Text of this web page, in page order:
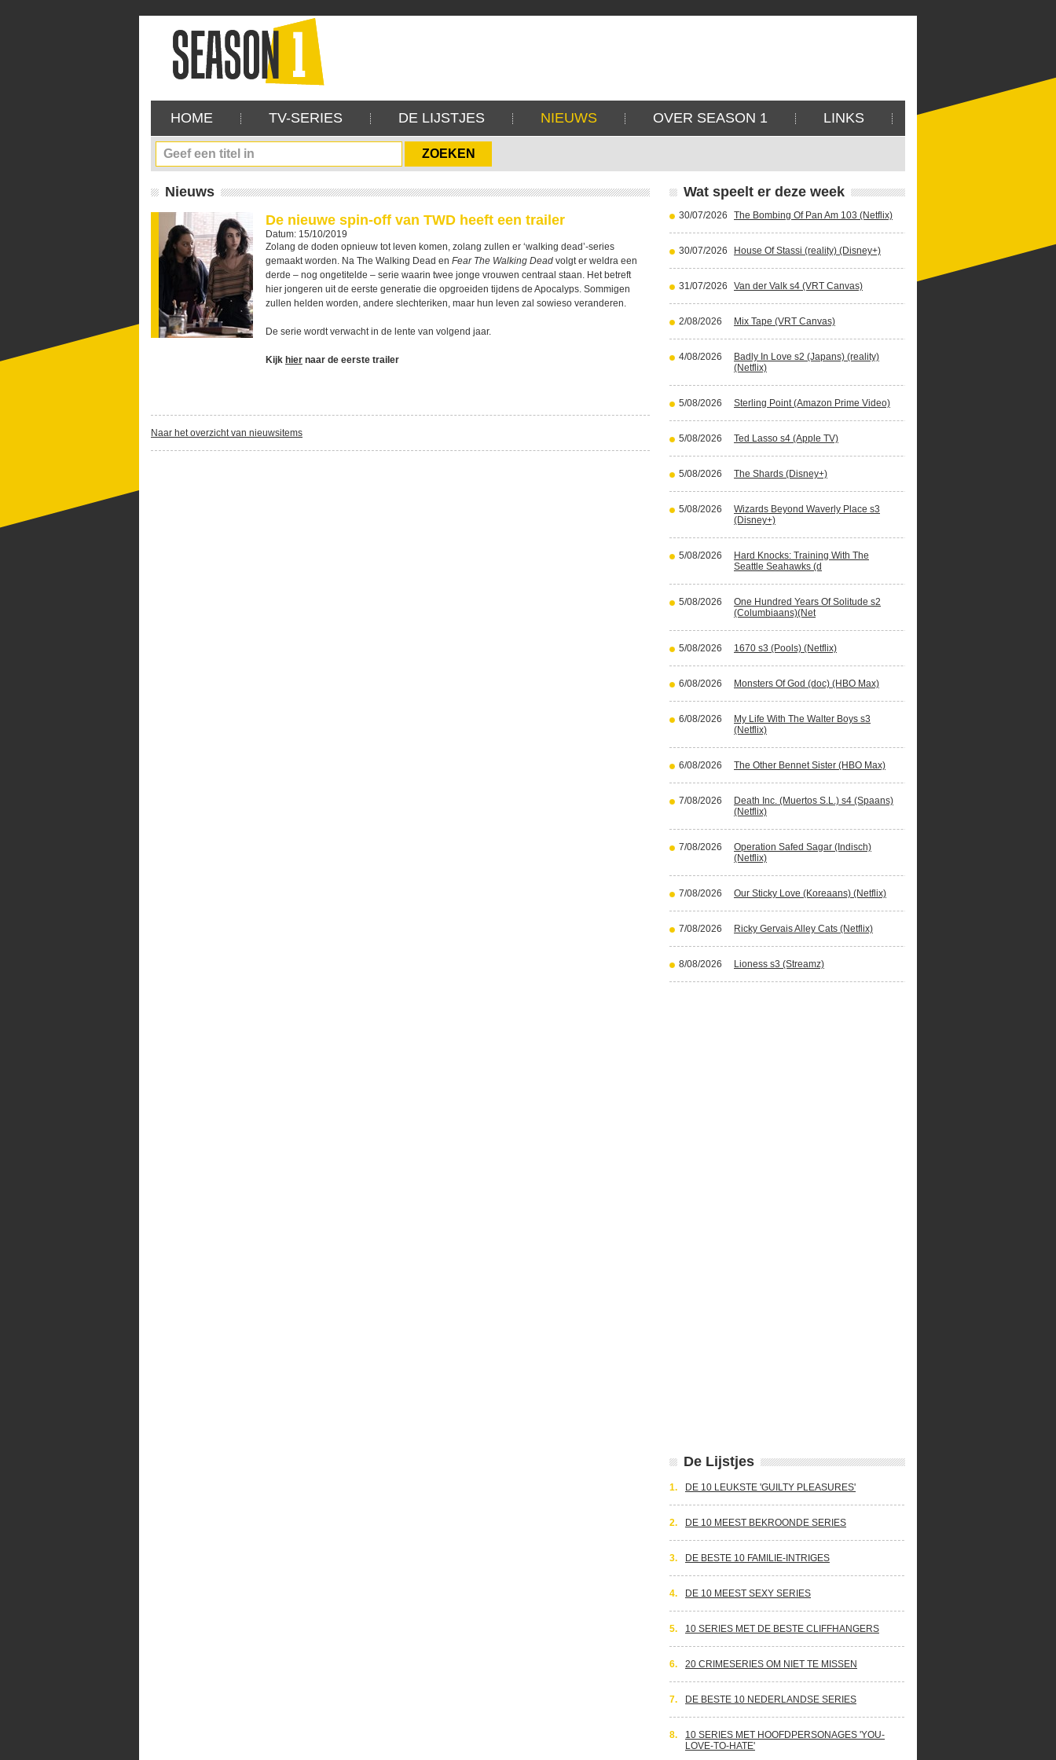
HOME TV-SERIES DE LIJSTJES NIEUWS OVER SEASON 1 LINKS
Nieuws
De nieuwe spin-off van TWD heeft een trailer
Datum: 15/10/2019
Zolang de doden opnieuw tot leven komen, zolang zullen er ‘walking dead’-series
gemaakt worden. Na The Walking Dead en Fear The Walking Dead volgt er weldra een
derde – nog ongetitelde – serie waarin twee jonge vrouwen centraal staan. Het betreft
hier jongeren uit de eerste generatie die opgroeiden tijdens de Apocalyps. Sommigen
zullen helden worden, andere slechteriken, maar hun leven zal sowieso veranderen.
De serie wordt verwacht in de lente van volgend jaar.
Kijk hier naar de eerste trailer
Naar het overzicht van nieuwsitems
Wat speelt er deze week
30/07/2026 The Bombing Of Pan Am 103 (Netflix)
30/07/2026 House Of Stassi (reality) (Disney+)
31/07/2026 Van der Valk s4 (VRT Canvas)
2/08/2026 Mix Tape (VRT Canvas)
4/08/2026
Badly In Love s2 (Japans) (reality)
(Netflix)
5/08/2026 Sterling Point (Amazon Prime Video)
5/08/2026 Ted Lasso s4 (Apple TV)
5/08/2026 The Shards (Disney+)
5/08/2026
Wizards Beyond Waverly Place s3
(Disney+)
5/08/2026
Hard Knocks: Training With The
Seattle Seahawks (d
5/08/2026
One Hundred Years Of Solitude s2
(Columbiaans)(Net
5/08/2026 1670 s3 (Pools) (Netflix)
6/08/2026 Monsters Of God (doc) (HBO Max)
6/08/2026
My Life With The Walter Boys s3
(Netflix)
6/08/2026 The Other Bennet Sister (HBO Max)
7/08/2026
Death Inc. (Muertos S.L.) s4 (Spaans)
(Netflix)
7/08/2026
Operation Safed Sagar (Indisch)
(Netflix)
7/08/2026 Our Sticky Love (Koreaans) (Netflix)
7/08/2026 Ricky Gervais Alley Cats (Netflix)
8/08/2026 Lioness s3 (Streamz)
De Lijstjes
1. DE 10 LEUKSTE 'GUILTY PLEASURES'
2. DE 10 MEEST BEKROONDE SERIES
3. DE BESTE 10 FAMILIE-INTRIGES
4. DE 10 MEEST SEXY SERIES
5. 10 SERIES MET DE BESTE CLIFFHANGERS
6. 20 CRIMESERIES OM NIET TE MISSEN
7. DE BESTE 10 NEDERLANDSE SERIES
8.
10 SERIES MET HOOFDPERSONAGES 'YOU-
LOVE-TO-HATE'